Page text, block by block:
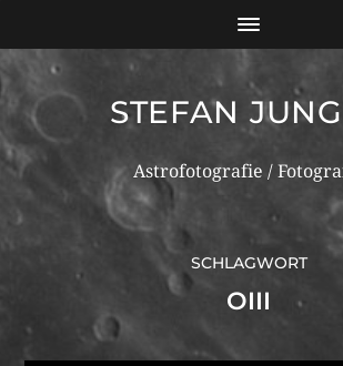
STEFAN
Astrofotografie /
SCHLAGWORT
OIII